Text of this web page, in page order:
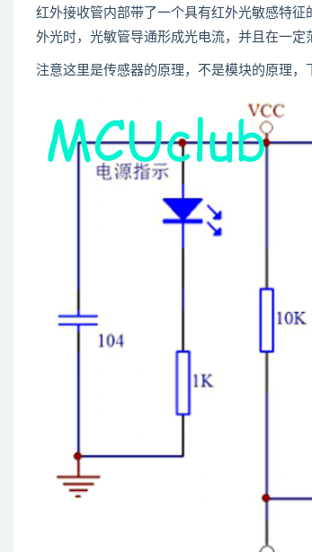
红外接收管内部带了一个具有红外光敏感特
外光时，光敏管导通形成光电流，并且在一定
注意这里是传感器的原理，不是模块的原理，